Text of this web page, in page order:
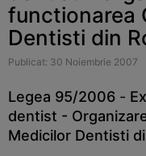
functionarea
Dentisti din
Publicat: 30 Noiembrie 2007
Legea 95/2006 -
dentist -
Medicilor Dentisti